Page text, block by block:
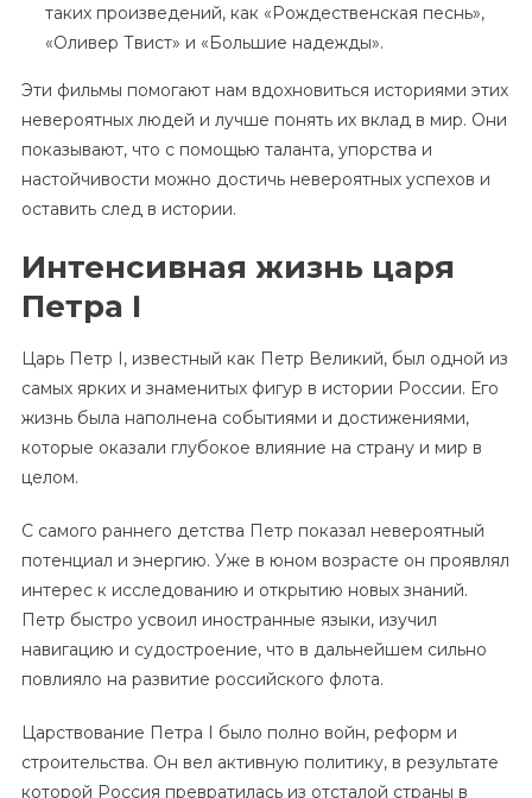
таких произведений, как «Рождественская песнь»,
«Оливер Твист» и «Большие надежды».
Эти фильмы помогают нам вдохновиться историями этих
невероятных людей и лучше понять их вклад в мир. Они
показывают, что с помощью таланта, упорства и
настойчивости можно достичь невероятных успехов и
оставить след в истории.
Интенсивная жизнь царя
Петра I
Царь Петр I, известный как Петр Великий, был одной из
самых ярких и знаменитых фигур в истории России. Его
жизнь была наполнена событиями и достижениями,
которые оказали глубокое влияние на страну и мир в
целом.
С самого раннего детства Петр показал невероятный
потенциал и энергию. Уже в юном возрасте он проявлял
интерес к исследованию и открытию новых знаний.
Петр быстро усвоил иностранные языки, изучил
навигацию и судостроение, что в дальнейшем сильно
повлияло на развитие российского флота.
Царствование Петра I было полно войн, реформ и
строительства. Он вел активную политику, в результате
которой Россия превратилась из отсталой страны в